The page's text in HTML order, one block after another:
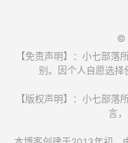
©
【免责声明】：小七部
别。因个人自愿选择
【版权声明】：小七部落
言